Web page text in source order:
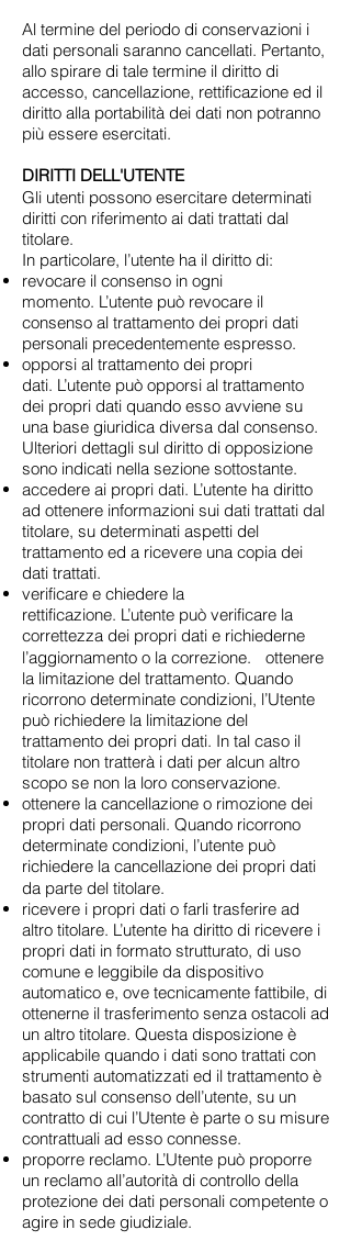
Al termine del periodo di conservazioni i
dati personali saranno cancellati. Pertanto,
allo spirare di tale termine il diritto di
accesso, cancellazione, rettificazione ed il
diritto alla portabilità dei dati non potranno
più essere esercitati.
DIRITTI DELL'UTENTE
Gli utenti possono esercitare determinati
diritti con riferimento ai dati trattati dal
titolare.
In particolare, l’utente ha il diritto di:
revocare il consenso in ogni
momento. L’utente può revocare il
consenso al trattamento dei propri dati
personali precedentemente espresso.
opporsi al trattamento dei propri
dati. L’utente può opporsi al trattamento
dei propri dati quando esso avviene su
una base giuridica diversa dal consenso.
Ulteriori dettagli sul diritto di opposizione
sono indicati nella sezione sottostante.
accedere ai propri dati. L’utente ha diritto
ad ottenere informazioni sui dati trattati dal
titolare, su determinati aspetti del
trattamento ed a ricevere una copia dei
dati trattati.
verificare e chiedere la
rettificazione. L’utente può verificare la
correttezza dei propri dati e richiederne
l’aggiornamento o la correzione. ottenere
la limitazione del trattamento. Quando
ricorrono determinate condizioni, l’Utente
può richiedere la limitazione del
trattamento dei propri dati. In tal caso il
titolare non tratterà i dati per alcun altro
scopo se non la loro conservazione.
ottenere la cancellazione o rimozione dei
propri dati personali. Quando ricorrono
determinate condizioni, l’utente può
richiedere la cancellazione dei propri dati
da parte del titolare.
ricevere i propri dati o farli trasferire ad
altro titolare. L’utente ha diritto di ricevere i
propri dati in formato strutturato, di uso
comune e leggibile da dispositivo
automatico e, ove tecnicamente fattibile, di
ottenerne il trasferimento senza ostacoli ad
un altro titolare. Questa disposizione è
applicabile quando i dati sono trattati con
strumenti automatizzati ed il trattamento è
basato sul consenso dell’utente, su un
contratto di cui l’Utente è parte o su misure
contrattuali ad esso connesse.
proporre reclamo. L’Utente può proporre
un reclamo all’autorità di controllo della
protezione dei dati personali competente o
agire in sede giudiziale.​